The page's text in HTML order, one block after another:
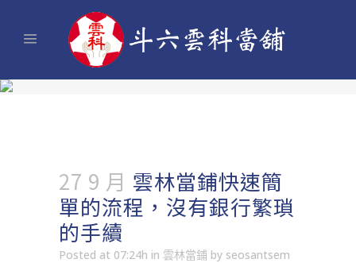
27 9 月 雲林當鋪快速簡
單的流程，沒有銀行繁瑣
的手續
Posted at 07:24h in 雲林當鋪 by seosantsem